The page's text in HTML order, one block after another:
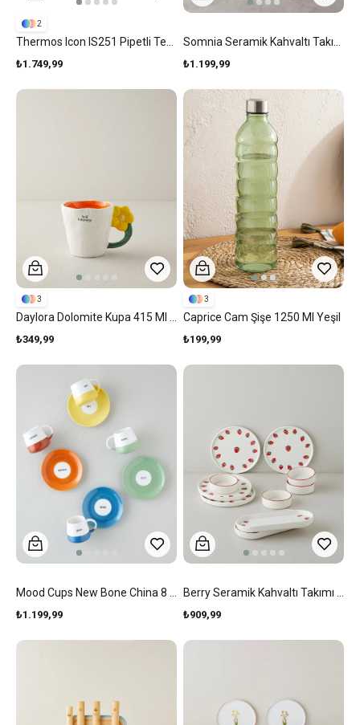
₺1.749,99
2
₺1.199,99
₺349,99
3
Caprice Cam Şişe 1250 Ml Yeşil
₺199,99
3
₺1.199,99 ₺909,99